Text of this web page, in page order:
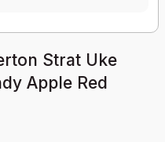
Strat Uke
Apple Red